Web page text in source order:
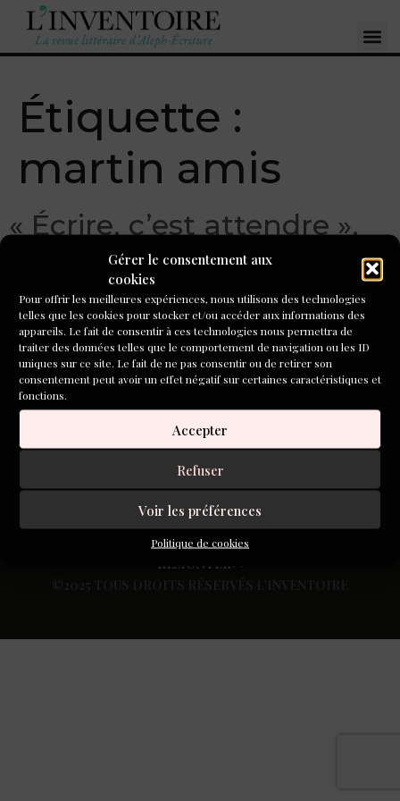
Gérer le consentement aux
cookies
Pour offrir les meilleures expériences, nous utilisons des technologies
telles que les cookies pour stocker et/ou accéder aux informations des
appareils. Le fait de consentir à ces technologies nous permettra de
traiter des données telles que le comportement de navigation ou les ID
uniques sur ce site. Le fait de ne pas consentir ou de retirer son
consentement peut avoir un effet négatif sur certaines caractéristiques et
fonctions.
Accepter
Refuser
Voir les préférences
Politique de cookies
Étiquette :
martin amis
« Écrire, c’est attendre »,
Martin Amis
« J’écris tous les jours de la semaine. J’ai un bureau où je
travaille. Je quitte la maison et je reste absent pour la
durée d’une journée ouvrable moyenne.
REMONTER